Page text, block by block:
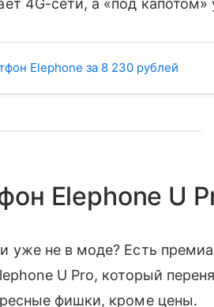
4G-сети, а «под
Elephone за 8 230 рублей
Elephone U
уже не в моде? Есть
U Pro, который
фишки, кроме цены.